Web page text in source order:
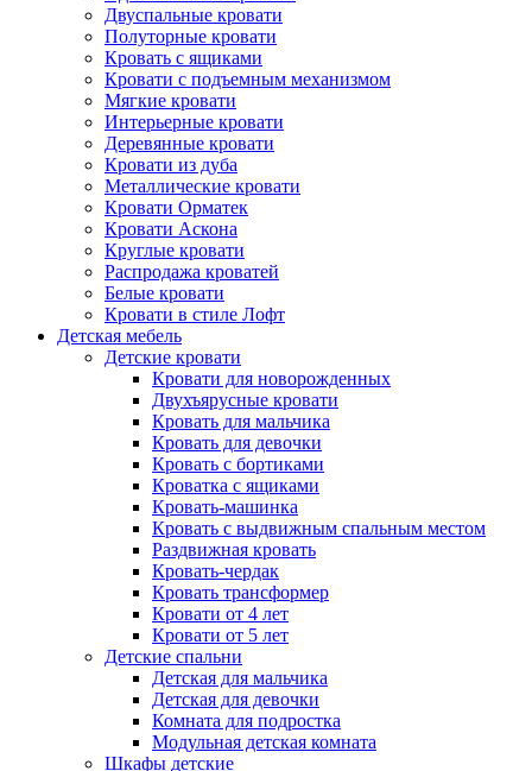
Двуспальные кровати
Полуторные кровати
Кровать с ящиками
Кровати с подъемным механизмом
Мягкие кровати
Интерьерные кровати
Деревянные кровати
Кровати из дуба
Металлические кровати
Кровати Орматек
Кровати Аскона
Круглые кровати
Распродажа кроватей
Белые кровати
Кровати в стиле Лофт
Детская мебель
Детские кровати
Кровати для новорожденных
Двухъярусные кровати
Кровать для мальчика
Кровать для девочки
Кровать с бортиками
Кроватка с ящиками
Кровать-машинка
Кровать с выдвижным спальным местом
Раздвижная кровать
Кровать-чердак
Кровать трансформер
Кровати от 4 лет
Кровати от 5 лет
Детские спальни
Детская для мальчика
Детская для девочки
Комната для подростка
Модульная детская комната
Шкафы детские